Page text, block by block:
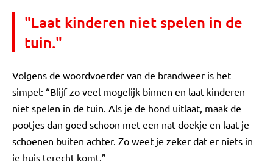
"Laat kinderen niet spelen in de
tuin."
Volgens de woordvoerder van de brandweer is het
simpel: “Blijf zo veel mogelijk binnen en laat kinderen
niet spelen in de tuin. Als je de hond uitlaat, maak de
pootjes dan goed schoon met een nat doekje en laat je
schoenen buiten achter. Zo weet je zeker dat er niets in
je huis terecht komt.”